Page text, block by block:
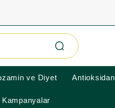
ve Diyet Antioksidan
Kampanyalar